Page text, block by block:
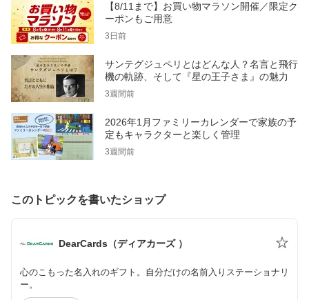
【8/11まで】お買い物マラソン開催／限定ク
ーポンもご用意
3日前
サンテグジュペリとはどんな人？名言と飛行
機の軌跡、そして『星の王子さま』の魅力
3週間前
2026年1月ファミリーカレンダーで家族の予
定もキャラクターと楽しく管理
3週間前
このトピックを書いたショップ
DearCards（ディアカーズ ）
心のこもった名入れのギフト。自分だけの名前入りステーショナリ
ー。